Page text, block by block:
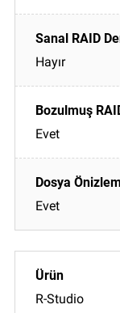
Hayır
Evet
Evet
R-Studio